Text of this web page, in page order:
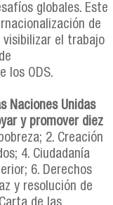
globales. Este
de
visibilizar el trabajo
los ODS.
Naciones Unidas
y promover diez
2. Creación
4. Ciudadanía
6. Derechos
y resolución de